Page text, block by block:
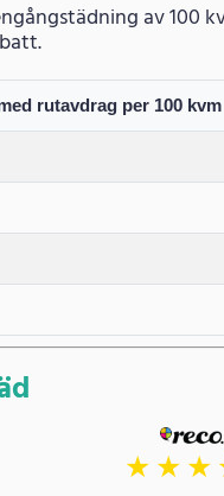
av 100
rutavdrag per 100 kvm
★★★